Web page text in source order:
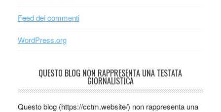
Feed dei commenti
WordPress.org
QUESTO BLOG NON RAPPRESENTA UNA TESTATA
GIORNALISTICA
Questo blog (https://cctm.website/) non rappresenta una